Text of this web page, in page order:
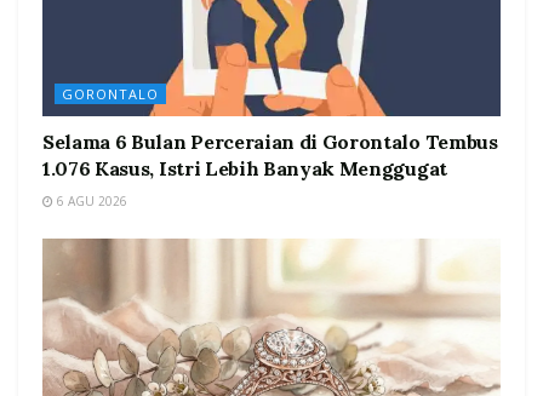
GORONTALO
Selama 6 Bulan Perceraian di Gorontalo Tembus
1.076 Kasus, Istri Lebih Banyak Menggugat
6 AGU 2026